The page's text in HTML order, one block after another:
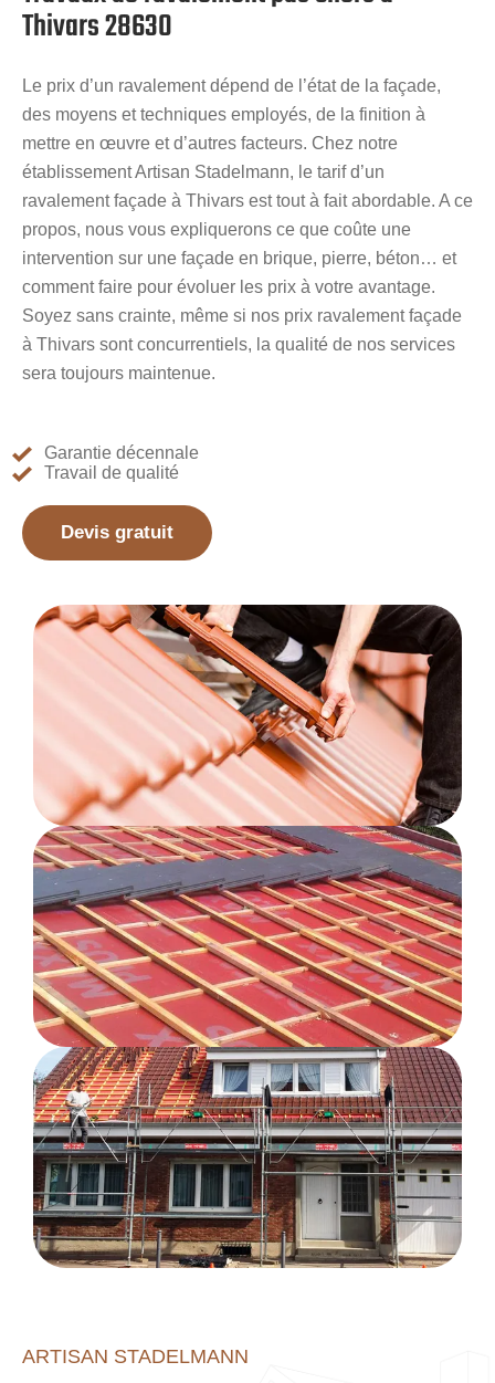
Thivars 28630
Le prix d’un ravalement dépend de l’état de la façade,
des moyens et techniques employés, de la finition à
mettre en œuvre et d’autres facteurs. Chez notre
établissement Artisan Stadelmann, le tarif d’un
ravalement façade à Thivars est tout à fait abordable. A ce
propos, nous vous expliquerons ce que coûte une
intervention sur une façade en brique, pierre, béton… et
comment faire pour évoluer les prix à votre avantage.
Soyez sans crainte, même si nos prix ravalement façade
à Thivars sont concurrentiels, la qualité de nos services
sera toujours maintenue.
Garantie décennale
Travail de qualité
Devis gratuit
ARTISAN STADELMANN